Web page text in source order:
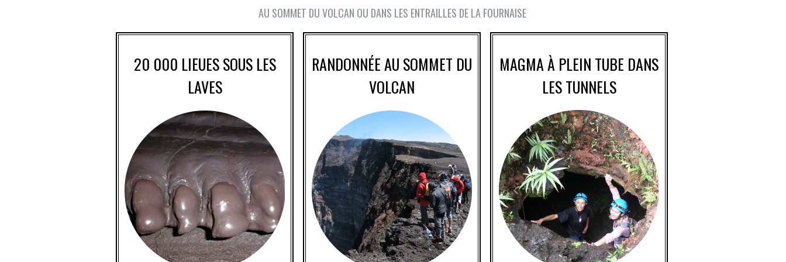
AU SOMMET DU VOLCAN OU DANS LES ENTRAILLES DE LA FOURNAISE
20 000 LIEUES SOUS LES
LAVES
RANDONNÉE AU SOMMET DU
VOLCAN
MAGMA À PLEIN TUBE DANS
LES TUNNELS